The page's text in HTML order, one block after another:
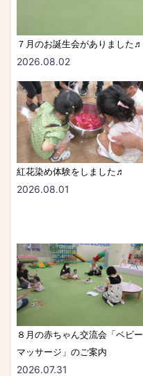
７月のお誕生会がありました♬
2026.08.02
紅花染め体験をしました♬
2026.08.01
８月の赤ちゃん交流会「ベビー
マッサージ」のご案内
2026.07.31